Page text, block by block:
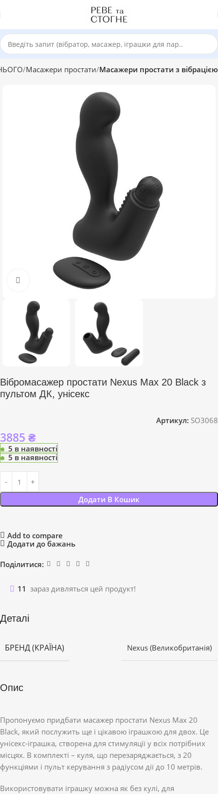
Масажери простати Масажери простати з вібрацією
Click to enlarge
Вібромасажер простати Nexus Max 20 Black з
пультом ДК, унісекс
Артикул: SO3068
3885 ₴
5 в наявності
5 в наявності
Додати В Кошик
Add to compare
Додати до бажань
Поділитися:
11 зараз дивляться цей продукт!
Деталі
БРЕНД (КРАЇНА) Nexus (Великобританія)
Опис
Пропонуємо придбати масажер простати Nexus Max 20
Black, який послужить ще і цікавою іграшкою для двох. Це
унісекс-іграшка, створена для стимуляції у всіх потрібних
місцях. В комплекті – куля, що перезаряджається, з 20
функціями і пульт керування з радіусом дії до 10 метрів.
Використовувати іграшку можна як без кулі, для